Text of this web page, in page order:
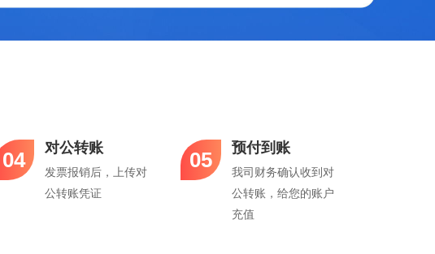
04 对公转账
发票报销后，上传对
公转账凭证
05 预付到账
我司财务确认收到对
公转账，给您的账户
充值